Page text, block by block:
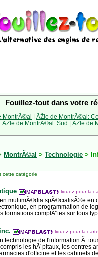
Fouillez-tout dans votre
MontrÃ©al | ÃŽle de MontrÃ©al:
ÃŽle de MontrÃ©al: Sud | ÃŽle de
MontrÃ©al > Technologie >
cette catégorie
cliquez pour la
multimÃ©dia spÃ©cialisÃ©e en
en programmation de
formations complÃ¨tes sur tous
cliquez pour la
technologie de l'information Ã
les hÃ´pitaux, les centres
d'officine et les cabinets